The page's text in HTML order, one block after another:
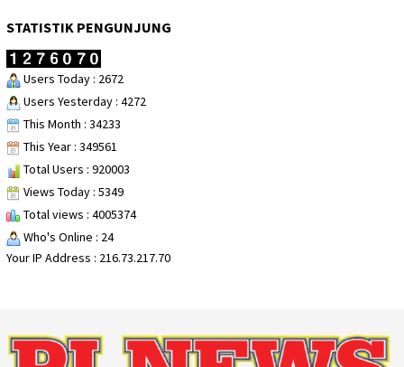
STATISTIK PENGUNJUNG
Users Today : 2672
Users Yesterday : 4272
This Month : 34233
This Year : 349561
Total Users : 920003
Views Today : 5349
Total views : 4005374
Who's Online : 24
Your IP Address : 216.73.217.70